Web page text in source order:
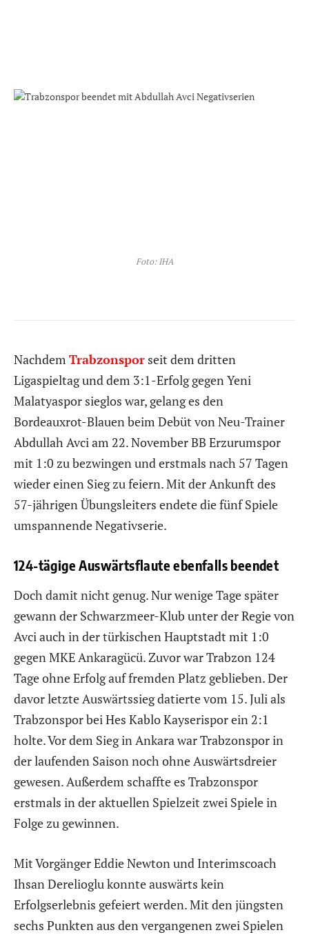
Foto: IHA
Nachdem Trabzonspor seit dem dritten
Ligaspieltag und dem 3:1-Erfolg gegen Yeni
Malatyaspor sieglos war, gelang es den
Bordeauxrot-Blauen beim Debüt von Neu-Trainer
Abdullah Avci am 22. November BB Erzurumspor
mit 1:0 zu bezwingen und erstmals nach 57 Tagen
wieder einen Sieg zu feiern. Mit der Ankunft des
57-jährigen Übungsleiters endete die fünf Spiele
umspannende Negativserie.
124-tägige Auswärtsflaute ebenfalls beendet
Doch damit nicht genug. Nur wenige Tage später
gewann der Schwarzmeer-Klub unter der Regie von
Avci auch in der türkischen Hauptstadt mit 1:0
gegen MKE Ankaragücü. Zuvor war Trabzon 124
Tage ohne Erfolg auf fremden Platz geblieben. Der
davor letzte Auswärtssieg datierte vom 15. Juli als
Trabzonspor bei Hes Kablo Kayserispor ein 2:1
holte. Vor dem Sieg in Ankara war Trabzonspor in
der laufenden Saison noch ohne Auswärtsdreier
gewesen. Außerdem schaffte es Trabzonspor
erstmals in der aktuellen Spielzeit zwei Spiele in
Folge zu gewinnen.
Mit Vorgänger Eddie Newton und Interimscoach
Ihsan Derelioglu konnte auswärts kein
Erfolgserlebnis gefeiert werden. Mit den jüngsten
sechs Punkten aus den vergangenen zwei Spielen